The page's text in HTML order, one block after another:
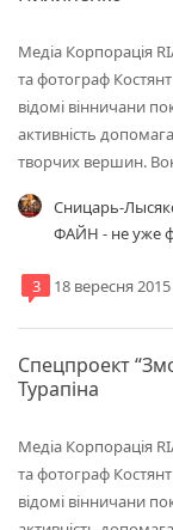
Медіа Корпорація
та фотограф
відомі вінничани
активність
творчих вершин.
Сницарь-
ФАЙН - не уже
3 18 вересня
Спецпроект
Турапіна
​Медіа Корпорація
та фотограф
відомі вінничани